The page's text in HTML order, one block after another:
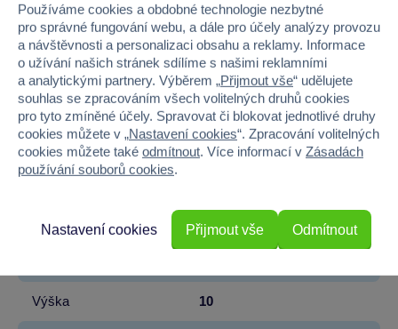
Značka Bullyland
Licence DISNEY
Řada Frozen - Ledové Království
Věk od 3
Materiál PLAST
Výška 10
Používáme cookies a obdobné technologie nezbytné
pro správné fungování webu, a dále pro účely analýzy provozu
a návštěvnosti a personalizaci obsahu a reklamy. Informace
o užívání našich stránek sdílíme s našimi reklamními
a analytickými partnery. Výběrem „Přijmout vše“ udělujete
souhlas se zpracováním všech volitelných druhů cookies
pro tyto zmíněné účely. Spravovat či blokovat jednotlivé druhy
cookies můžete v „Nastavení cookies“. Zpracování volitelných
cookies můžete také odmítnout. Více informací v Zásadách
používání souborů cookies.
Odmítnout
Nastavení cookies Přijmout vše